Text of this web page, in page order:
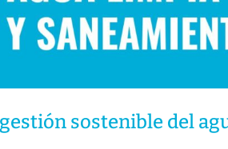
sostenible del